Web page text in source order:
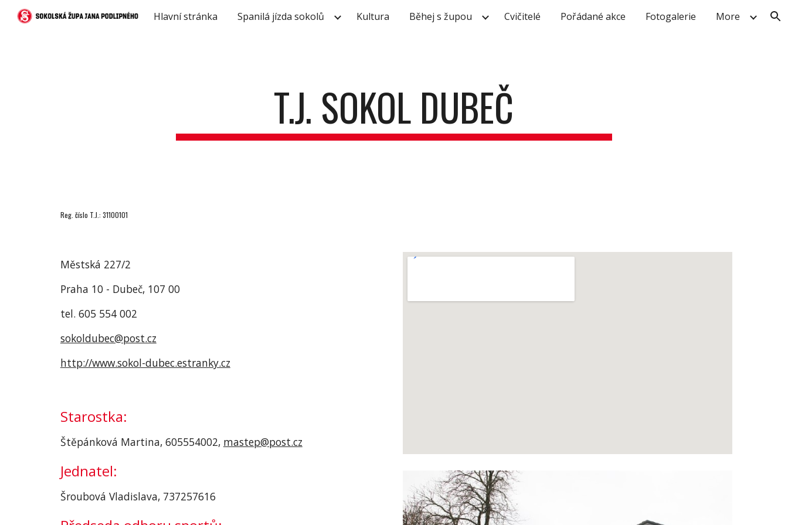
Skip to main content Skip to navigation
Hlavní stránka Spanilá jízda sokolů Kultura Běhej s župou Cvičitelé Pořádané akce Fotogalerie More
T.J. SOKOL DUBEČ
Reg. číslo T.J.: 31100101
Městská 227/2
Praha 10 - Dubeč, 107 00
tel. 605 554 002
sokoldubec@post.cz
http://www.sokol-dubec.estranky.cz
Starostka:
Štěpánková Martina, 605554002, mastep@post.cz
Jednatel:
Šroubová Vladislava, 737257616